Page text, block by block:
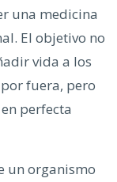
una medicina
El objetivo no
vida a los
fuera, pero
perfecta
un organismo